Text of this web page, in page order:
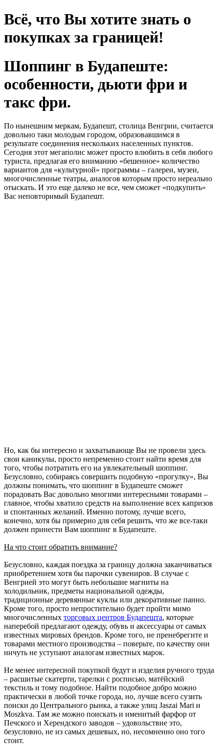
Всё, что Вы хотите знать о
покупках за границей!
Шоппинг в Будапеште:
особенности, дьюти фри и
такс фри.
По нынешним меркам, Будапешт, столица Венгрии, считается
довольно таки молодым городом, образовавшимся в
результате соединения нескольких населенных пунктов.
Сегодня этот мегаполис может просто влюбить в себя любого
туриста, предлагая его вниманию «бешенное» количество
вариантов для «культурной» программы – галереи, музеи,
многочисленные театры, аналогов которым просто нереально
отыскать. И это еще далеко не все, чем сможет «подкупить»
Вас неповторимый Будапешт.
Но, как бы интересно и захватывающе Вы не провели здесь
свои каникулы, просто непременно стоит найти время для
того, чтобы потратить его на увлекательный шоппинг.
Безусловно, собираясь совершить подобную «прогулку», Вы
должны понимать, что шоппинг в Будапеште сможет
порадовать Вас довольно многими интересными товарами –
главное, чтобы хватило средств на выполнение всех капризов
и спонтанных желаний. Именно потому, лучше всего,
конечно, хотя бы примерно для себя решить, что же все-таки
должен принести Вам шоппинг в Будапеште.
На что стоит обратить внимание?
Безусловно, каждая поездка за границу должна заканчиваться
приобретением хотя бы парочки сувениров. В случае с
Венгрией это могут быть небольшие магниты на
холодильник, предметы национальной одежды,
традиционные деревянные куклы или декоративные панно.
Кроме того, просто непростительно будет пройти мимо
многочисленных торговых центров Будапешта, которые
наперебой предлагают одежду, обувь и аксессуары от самых
известных мировых брендов. Кроме того, не пренебрегите и
товарами местного производства – поверьте, по качеству они
ничуть не уступают аналогам известных марок.
Не менее интересной покупкой будут и изделия ручного труда
– расшитые скатерти, тарелки с росписью, матёйский
текстиль и тому подобное. Найти подобное добро можно
практически в любой точке города, но, лучше всего сузить
поиски до Центрального рынка, а также улиц Jaszai Mari и
Moszkva. Там же можно поискать и именитый фарфор от
Печского и Херендского заводов – удовольствие это,
безусловно, не из самых дешевых, но, несомненно оно того
стоит.